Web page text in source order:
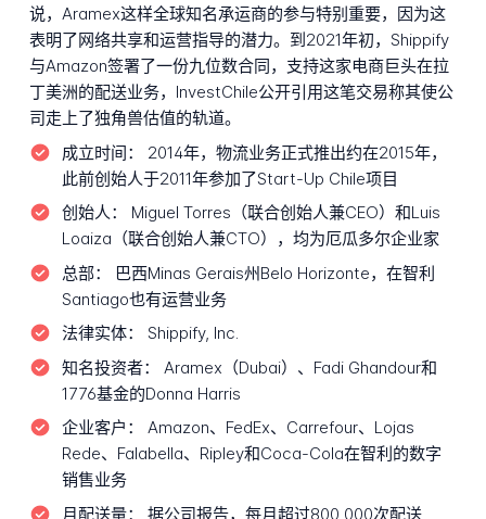
说，Aramex这样全球知名承运商的参与特别重要，因为这
表明了网络共享和运营指导的潜力。到2021年初，Shippify
与Amazon签署了一份九位数合同，支持这家电商巨头在拉
丁美洲的配送业务，InvestChile公开引用这笔交易称其使公
司走上了独角兽估值的轨道。
成立时间：
2014年，物流业务正式推出约在2015年，
此前创始人于2011年参加了Start-Up Chile项目
创始人：
Miguel Torres（联合创始人兼CEO）和Luis
Loaiza（联合创始人兼CTO），均为厄瓜多尔企业家
总部：
巴西Minas Gerais州Belo Horizonte，在智利
Santiago也有运营业务
法律实体：
Shippify, Inc.
知名投资者：
Aramex（Dubai）、Fadi Ghandour和
1776基金的Donna Harris
企业客户：
Amazon、FedEx、Carrefour、Lojas
Rede、Falabella、Ripley和Coca-Cola在智利的数字
销售业务
月配送量：
据公司报告，每月超过800,000次配送